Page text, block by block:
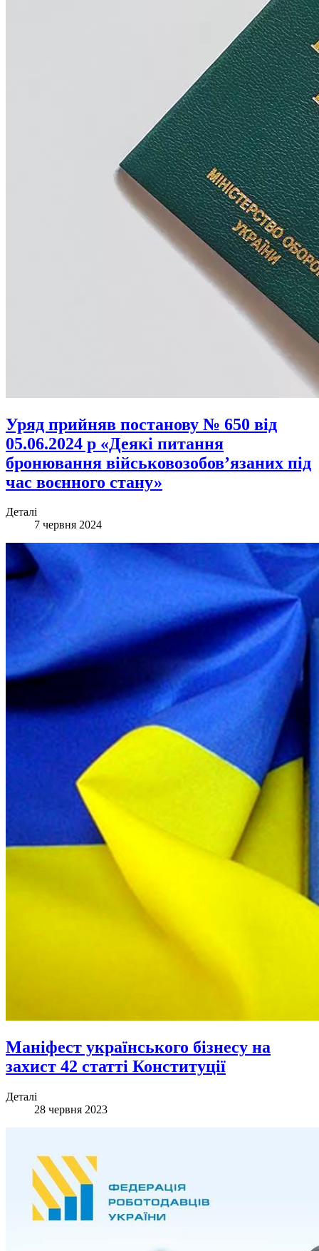
Уряд прийняв постанову № 650 від
05.06.2024 р «Деякі питання
бронювання військовозобов’язаних під
час воєнного стану»
Деталі
7 червня 2024
Маніфест українського бізнесу на
захист 42 статті Конституції
Деталі
28 червня 2023